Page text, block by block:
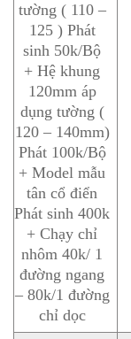
tường ( 110 –
125 ) Phát
sinh 50k/Bộ
+ Hệ khung
120mm áp
dụng tường (
120 – 140mm)
Phát 100k/Bộ
+ Model mẫu
tân cổ điển
Phát sinh 400k
+ Chạy chỉ
nhôm 40k/ 1
đường ngang
– 80k/1 đường
chỉ dọc